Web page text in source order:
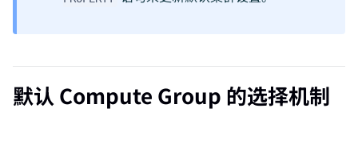
默认 Compute Group 的选择机制